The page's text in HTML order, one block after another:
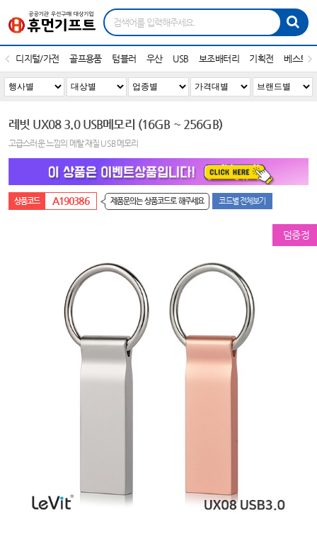
디지털/가전 골프용품 텀블러 우산 USB 보조배터리 기획전 베스트
레빗 UX08 3.0 USB메모리 (16GB ~ 256GB)
고급스러운 느낌의 메탈 재질 USB 메모리
A190386 제품문의는 상품코드로 해주세요 코드별 전체보기
덤증정